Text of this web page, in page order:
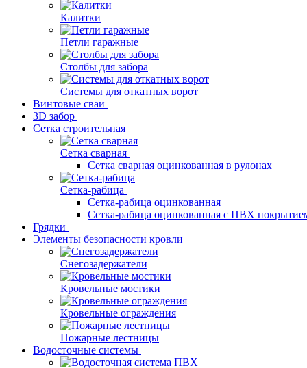
Калитки
Петли гаражные
Столбы для забора
Системы для откатных ворот
Винтовые сваи
3D забор
Сетка строительная
Сетка сварная
Сетка сварная оцинкованная в рулонах
Сетка-рабица
Сетка-рабица оцинкованная
Сетка-рабица оцинкованная с ПВХ
Грядки
Элементы безопасности кровли
Снегозадержатели
Кровельные мостики
Кровельные ограждения
Пожарные лестницы
Водосточные системы